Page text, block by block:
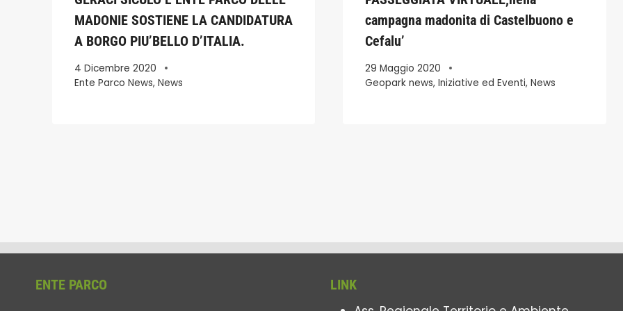
MADONIE SOSTIENE LA CANDIDATURA
A BORGO PIU’BELLO D’ITALIA.
4 Dicembre 2020
Ente Parco News, News
campagna madonita di Castelbuono e
Cefalu’
29 Maggio 2020
Geopark news,Iniziative ed Eventi,News
ENTE PARCO
LINK